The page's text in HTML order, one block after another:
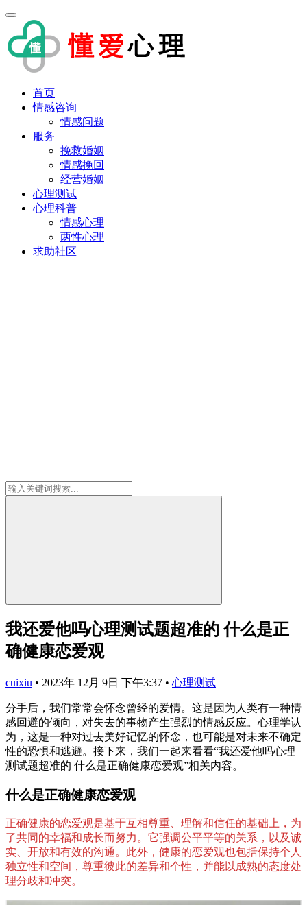
首页
情感咨询
情感问题
服务
挽救婚姻
情感挽回
经营婚姻
心理测试
心理科普
情感心理
两性心理
求助社区
我还爱他吗心理测试题超准的 什么是正
确健康恋爱观
cuixiu • 2023年 12月 9日 下午3:37 • 心理测试
分手后，我们常常会怀念曾经的爱情。这是因为人类有一种情
感回避的倾向，对失去的事物产生强烈的情感反应。心理学认
为，这是一种对过去美好记忆的怀念，也可能是对未来不确定
性的恐惧和逃避。接下来，我们一起来看看“我还爱他吗心理
测试题超准的 什么是正确健康恋爱观”相关内容。
什么是正确健康恋爱观
正确健康的恋爱观是基于互相尊重、理解和信任的基础上，为
了共同的幸福和成长而努力。它强调公平平等的关系，以及诚
实、开放和有效的沟通。此外，健康的恋爱观也包括保持个人
独立性和空间，尊重彼此的差异和个性，并能以成熟的态度处
理分歧和冲突。